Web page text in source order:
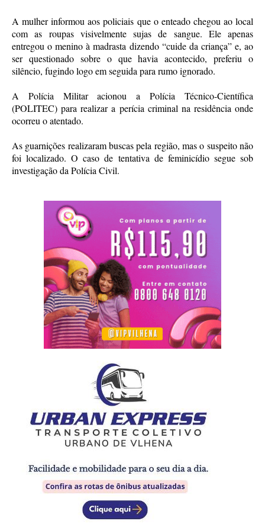
A mulher informou aos policiais que o enteado chegou ao local
com as roupas visivelmente sujas de sangue. Ele apenas
entregou o menino à madrasta dizendo “cuide da criança” e, ao
ser questionado sobre o que havia acontecido, preferiu o
silêncio, fugindo logo em seguida para rumo ignorado.
A Polícia Militar acionou a Polícia Técnico-Científica
(POLITEC) para realizar a perícia criminal na residência onde
ocorreu o atentado.
As guarnições realizaram buscas pela região, mas o suspeito não
foi localizado. O caso de tentativa de feminicídio segue sob
investigação da Polícia Civil.